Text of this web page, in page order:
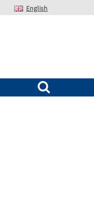
English
Suchen nach: